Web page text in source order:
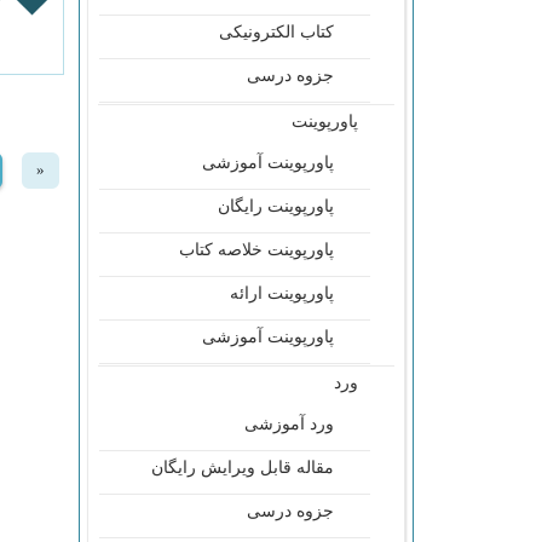
کتاب الکترونیکی
جزوه درسی
پاورپوینت
پاورپوینت آموزشی
پاورپوینت رایگان
پاورپوینت خلاصه کتاب
پاورپوینت ارائه
پاورپوینت آموزشی
ورد
ورد آموزشی
مقاله قابل ویرایش رایگان
جزوه درسی
«